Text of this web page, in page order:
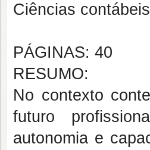
Ciências
PÁGINAS: 40
RESUMO:
No contexto
futuro
autonomia e